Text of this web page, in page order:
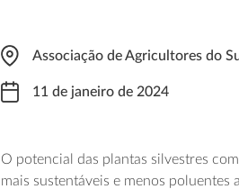
Associação de Agricultores do
11 de janeiro de 2024
O potencial das plantas silvestres
mais sustentáveis e menos poluentes